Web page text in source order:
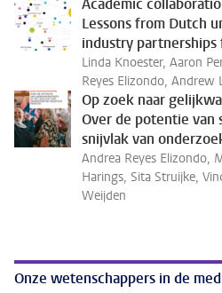
Academic
Lessons from Dutch
industry
Linda Knoester, Aaron
Reyes Elizondo, Andrew
Op zoek naar
Over de potentie van
snijvlak van
Andrea Reyes Elizondo,
Harings, Sita Struijke,
Weijden
Onze wetenschappers in de